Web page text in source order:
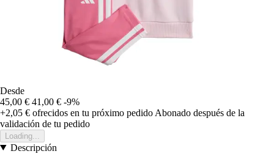
Desde
45,00 € 41,00 € -9%
+2,05 € ofrecidos en tu próximo pedido Abonado después de la
validación de tu pedido
Loading...
Descripción